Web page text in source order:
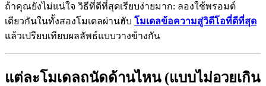
ถ้าคุณยังไม่แน่ใจ วิธีที่ดีที่สุดเรียบง่ายมาก: ลองใช้พรอมต์
เดียวกันในทั้งสองโมเดลผ่านฮับ โมเดลข้อความสู่วิดีโอที่ดีที่สุด
แล้วเปรียบเทียบผลลัพธ์แบบวางข้างกัน
แต่ละโมเดลถนัดด้านไหน (แบบไม่อวยเกิน